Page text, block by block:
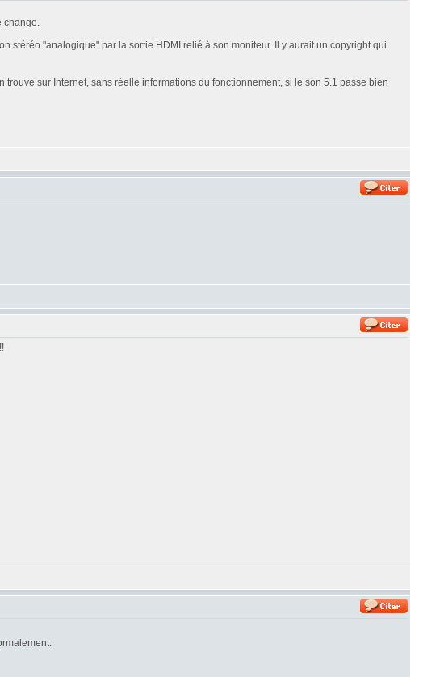
change.
stéréo "analogique" par la sortie HDMI relié à son moniteur. Il y aurait un copyright qui
sur Internet, sans réelle informations du fonctionnement, si le son 5.1 passe bien